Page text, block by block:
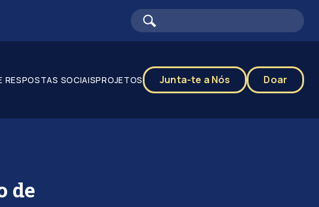
RESPOSTAS SOCIAISPROJETOS Junta-te a Nós Doar
de